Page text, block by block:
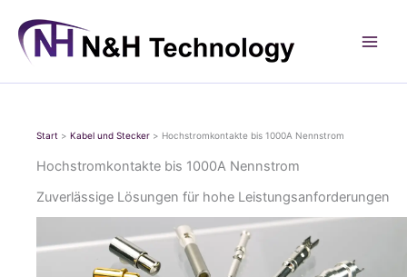
Inhalt
springen
Start Kabel und Stecker Hochstromkontakte bis 1000A Nennstrom
Hochstromkontakte bis 1000A Nennstrom
Zuverlässige Lösungen für hohe Leistungsanforderungen